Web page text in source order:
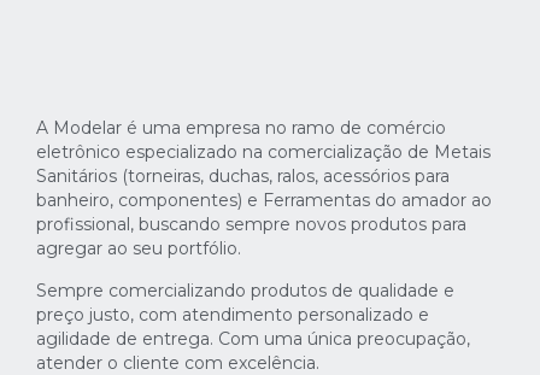
A Modelar é uma empresa no ramo de comércio
eletrônico especializado na comercialização de Metais
Sanitários (torneiras, duchas, ralos, acessórios para
banheiro, componentes) e Ferramentas do amador ao
profissional, buscando sempre novos produtos para
agregar ao seu portfólio.
Sempre comercializando produtos de qualidade e
preço justo, com atendimento personalizado e
agilidade de entrega. Com uma única preocupação,
atender o cliente com excelência.